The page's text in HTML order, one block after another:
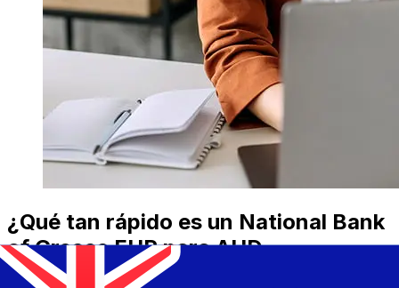
¿Qué tan rápido es un National Bank
of Greece EUR para AUD
transferencia?